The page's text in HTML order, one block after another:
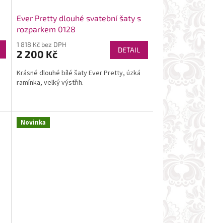
Ever Pretty dlouhé svatební šaty s
rozparkem 0128
1 818 Kč bez DPH
2 200 Kč DETAIL
Krásné dlouhé bílé šaty Ever Pretty, úzká
ramínka, velký výstřih.
Novinka